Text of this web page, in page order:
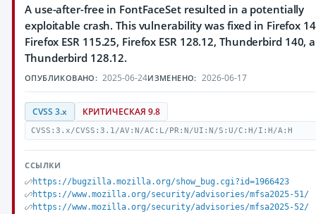
A use-after-free in FontFaceSet resulted in a potentially
exploitable crash. This vulnerability was fixed in Firefox
Firefox ESR 115.25, Firefox ESR 128.12, Thunderbird 140,
Thunderbird 128.12.
ОПУБЛИКОВАНО: 2025-06-24ИЗМЕНЕНО: 2026-06-17
CVSS 3.x КРИТИЧЕСКАЯ 9.8
CVSS:3.x/CVSS:3.1/AV:N/AC:L/PR:N/UI:N/S:U/C:H/I:H/A:H
ССЫЛКИ
https://bugzilla.mozilla.org/show_bug.cgi?id=1966423
https://www.mozilla.org/security/advisories/mfsa2025-51/
https://www.mozilla.org/security/advisories/mfsa2025-52/